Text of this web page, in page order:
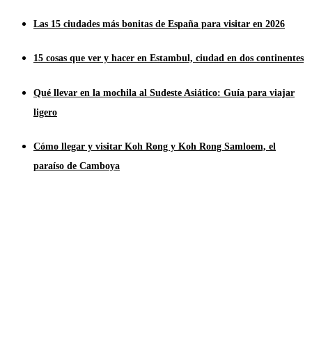
Las 15 ciudades más bonitas de España para visitar en 2026
15 cosas que ver y hacer en Estambul, ciudad en dos continentes
Qué llevar en la mochila al Sudeste Asiático: Guía para viajar
ligero
Cómo llegar y visitar Koh Rong y Koh Rong Samloem, el
paraíso de Camboya